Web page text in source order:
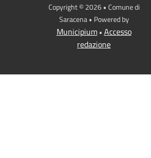
Copyright © 2026 • Comune di
Saracena • Powered by
Municipium• Accesso
redazione